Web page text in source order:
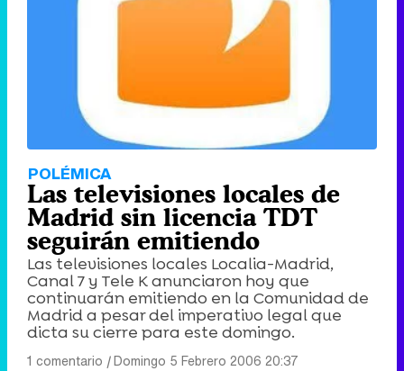
POLÉMICA
Las televisiones locales de
Madrid sin licencia TDT
seguirán emitiendo
Las televisiones locales Localia-Madrid,
Canal 7 y Tele K anunciaron hoy que
continuarán emitiendo en la Comunidad de
Madrid a pesar del imperativo legal que
dicta su cierre para este domingo.
1 comentario |Domingo 5 Febrero 2006 20:37